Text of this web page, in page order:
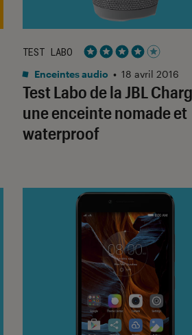
Test Labo de la JBL
une enceinte nomade et
waterproof
TEST LABO
Noté 4 étoiles sur 5
Enceintes audio • 18 avril 2016